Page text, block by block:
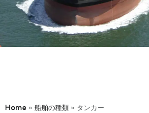
Home » 船舶の種類 » タンカー